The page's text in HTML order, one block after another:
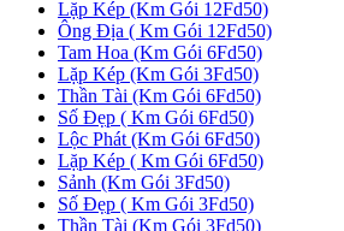
Lặp Kép (Km Gói 12Fd50)
Ông Địa ( Km Gói 12Fd50)
Tam Hoa (Km Gói 6Fd50)
Lặp Kép (Km Gói 3Fd50)
Thần Tài (Km Gói 6Fd50)
Số Đẹp ( Km Gói 6Fd50)
Lộc Phát (Km Gói 6Fd50)
Lặp Kép ( Km Gói 6Fd50)
Sảnh (Km Gói 3Fd50)
Số Đẹp ( Km Gói 3Fd50)
Thần Tài (Km Gói 3Fd50)